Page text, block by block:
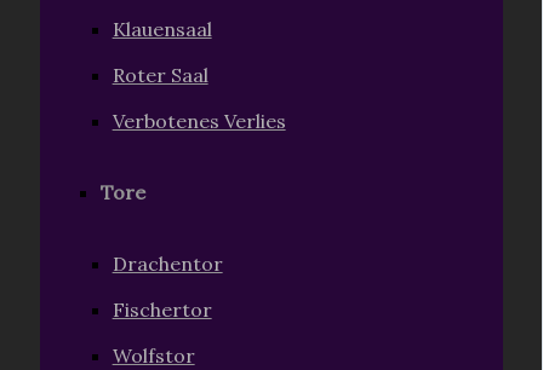
Klauensaal
Roter Saal
Verbotenes Verlies
Tore
Drachentor
Fischertor
Wolfstor